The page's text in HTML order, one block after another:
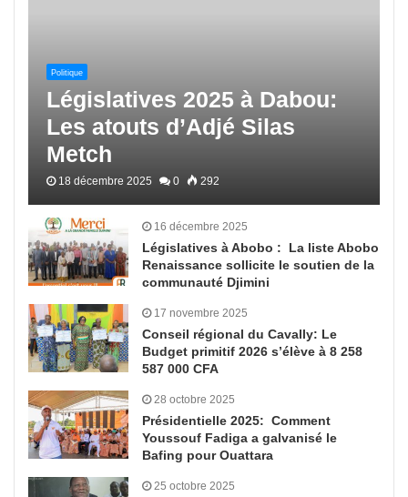
Politique
Législatives 2025 à Dabou:
Les atouts d’Adjé Silas
Metch
18 décembre 2025 0 292
16 décembre 2025
Législatives à Abobo : La liste Abobo
Renaissance sollicite le soutien de la
communauté Djimini
17 novembre 2025
Conseil régional du Cavally: Le
Budget primitif 2026 s’élève à 8 258
587 000 CFA
28 octobre 2025
Présidentielle 2025: Comment
Youssouf Fadiga a galvanisé le
Bafing pour Ouattara
25 octobre 2025